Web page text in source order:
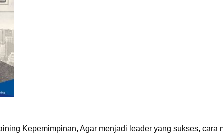
Kepemimpinan, Agar menjadi leader yang sukses, cara